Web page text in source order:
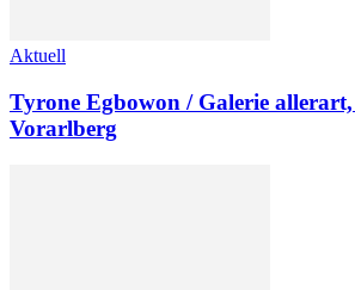
Aktuell
Tyrone Egbowon / Galerie
Vorarlberg